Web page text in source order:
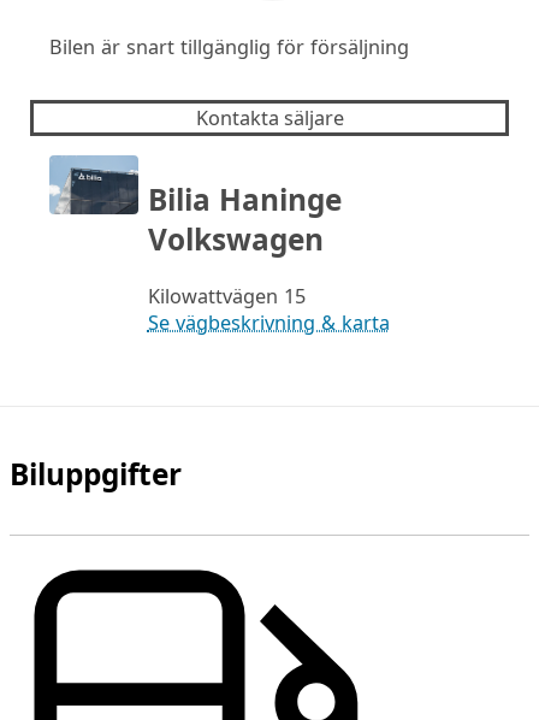
Bilen är snart tillgänglig för försäljning
Kontakta säljare
Bilia Haninge
Volkswagen
Kilowattvägen 15
Se vägbeskrivning & karta
Biluppgifter